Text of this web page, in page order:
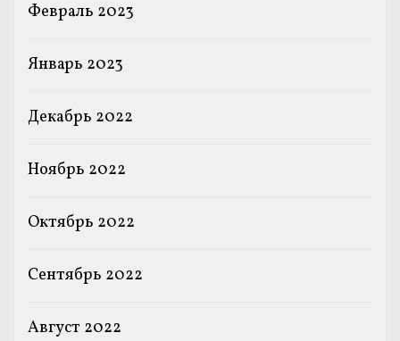
Февраль 2023
Январь 2023
Декабрь 2022
Ноябрь 2022
Октябрь 2022
Сентябрь 2022
Август 2022